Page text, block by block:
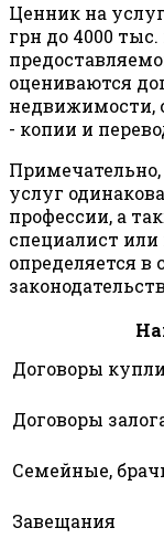
Ценник на
грн до 4000
оцениваются
недвижимости,
- копии и
услуг
профессии, а
специалист
определяется в
Договоры
Договоры
Семейные,
Завещания